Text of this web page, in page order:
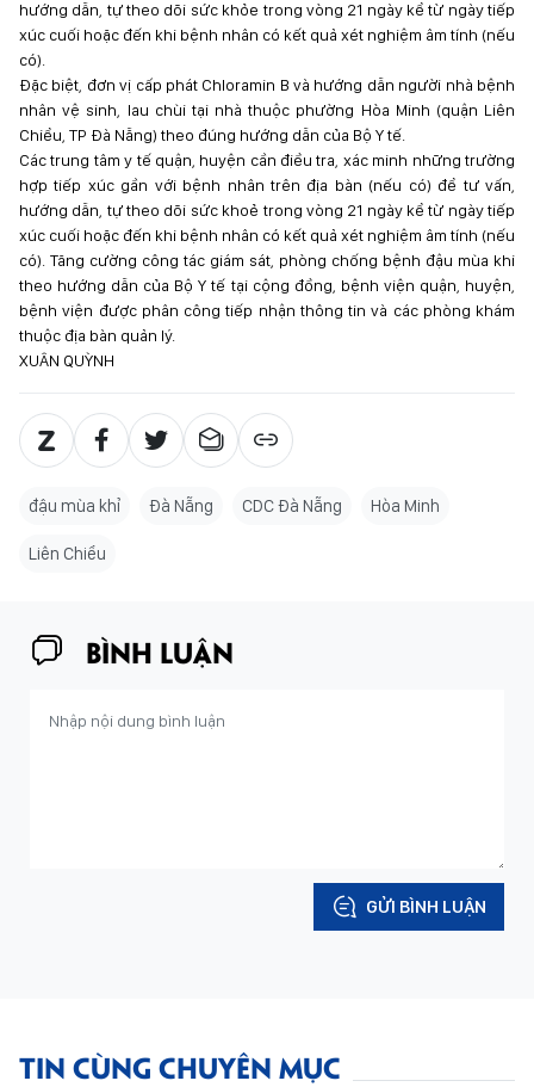
hướng dẫn, tự theo dõi sức khỏe trong vòng 21 ngày kể từ ngày tiếp
xúc cuối hoặc đến khi bệnh nhân có kết quả xét nghiệm âm tính (nếu
có).
Đặc biệt, đơn vị cấp phát Chloramin B và hướng dẫn người nhà bệnh
nhân vệ sinh, lau chùi tại nhà thuộc phường Hòa Minh (quận Liên
Chiểu, TP Đà Nẵng) theo đúng hướng dẫn của Bộ Y tế.
Các trung tâm y tế quận, huyện cần điều tra, xác minh những trường
hợp tiếp xúc gần với bệnh nhân trên địa bàn (nếu có) để tư vấn,
hướng dẫn, tự theo dõi sức khoẻ trong vòng 21 ngày kể từ ngày tiếp
xúc cuối hoặc đến khi bệnh nhân có kết quả xét nghiệm âm tính (nếu
có). Tăng cường công tác giám sát, phòng chống bệnh đậu mùa khi
theo hướng dẫn của Bộ Y tế tại cộng đồng, bệnh viện quận, huyện,
bệnh viện được phân công tiếp nhận thông tin và các phòng khám
thuộc địa bàn quản lý.
XUÂN QUỲNH
đậu mùa khỉ Đà Nẵng CDC Đà Nẵng Hòa Minh
Liên Chiểu
BÌNH LUẬN
GỬI BÌNH LUẬN
TIN CÙNG CHUYÊN MỤC